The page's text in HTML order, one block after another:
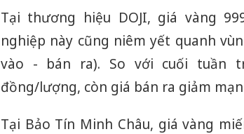
Tại thương hiệu DOJI, giá vàng
nghiệp này cũng niêm yết quanh
vào - bán ra). So với cuối tuần
đồng/lượng, còn giá bán ra giảm
Tại Bảo Tín Minh Châu, giá vàng